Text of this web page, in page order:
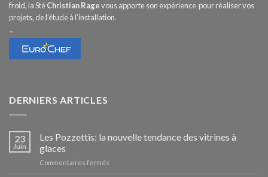
froid, la StéChristian Ragevous apporte son expérience pour réaliser vos
projets, de l’étude à l’installation.
–
DERNIERS ARTICLES
23
Juin
Les Pozzettis: la nouvelle tendance des vitrines à
glaces
Commentaires fermés